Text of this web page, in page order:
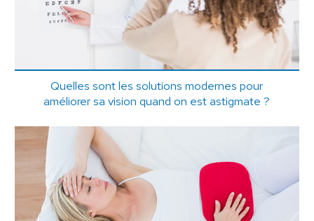
Quelles sont les solutions modernes pour
améliorer sa vision quand on est astigmate ?